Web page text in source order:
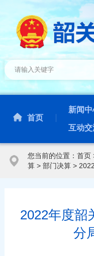
首页
新闻
互动交
您当前的位置： 首页
算> 部门决算>
2022年度韶
分